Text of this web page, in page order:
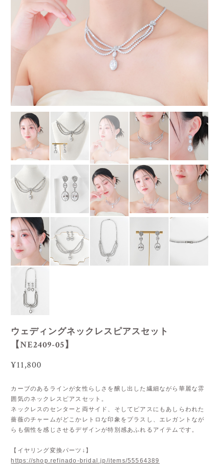
ウェディングネックレスピアスセット
【NE2409-05】
¥11,800
カーブのあるラインが女性らしさを醸し出した繊細ながら華麗な雰
囲気のネックレスピアスセット。
ネックレスのセンターと両サイド、そしてピアスにもあしらわれた
薔薇のチャームがどこかレトロな印象をプラスし、エレガントなが
らも個性を感じさせるデザインが特別感あふれるアイテムです。
【イヤリング変換パーツ↓】
https://shop.refinado-bridal.jp/items/55564389